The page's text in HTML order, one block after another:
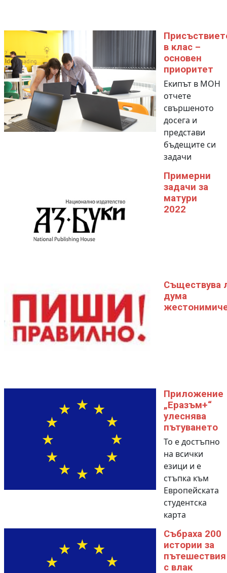
в клас –
основен
приоритет
Екипът в МОН
отчете
свършеното
досега и
представи
бъдещите си
задачи
Примерни
задачи за
матури
2022
Съществува
дума
Приложение
„Еразъм+“
улеснява
пътуването
То е достъпно
на всички
езици и е
стъпка към
Европейската
студентска
карта
Събраха 200
истории за
пътешествия
с влак